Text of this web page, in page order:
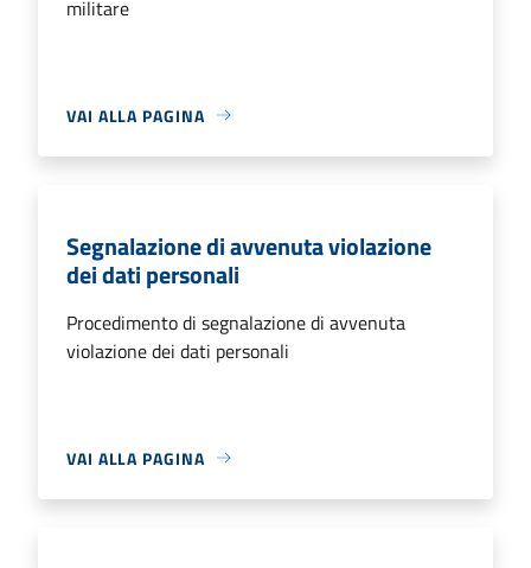
militare
VAI ALLA PAGINA
Segnalazione di avvenuta violazione
dei dati personali
Procedimento di segnalazione di avvenuta
violazione dei dati personali
VAI ALLA PAGINA